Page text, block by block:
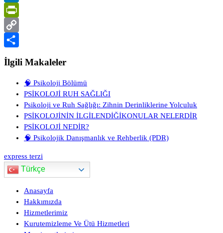
LinkedIn
PrintFriendly
Copy
Link
Share
İlgili Makaleler
🧠 Psikoloji Bölümü
PSİKOLOJİ RUH SAĞLIĞI
Psikoloji ve Ruh Sağlığı: Zihnin Derinliklerine Yolculuk
PSİKOLOJİNİN İLGİLENDİĞİKONULAR NELERDİR
PSİKOLOJİ NEDİR?
🧠 Psikolojik Danışmanlık ve Rehberlik (PDR)
express terzi
Türkçe
Anasayfa
Hakkımızda
Hizmetlerimiz
Kurutemizleme Ve Ütü Hizmetleri